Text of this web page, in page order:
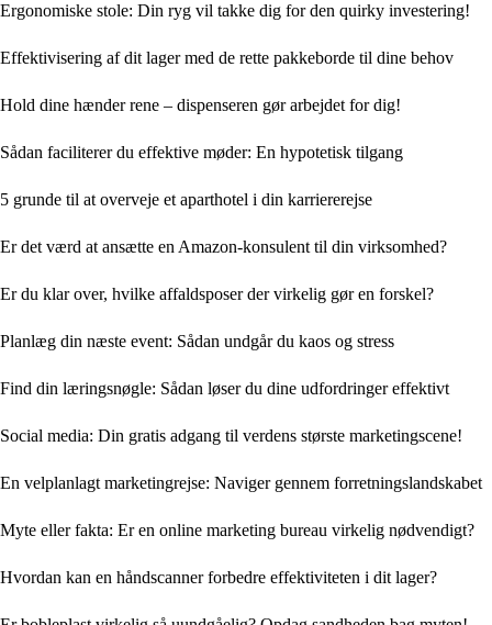
Ergonomiske stole: Din ryg vil takke dig for den quirky investering!
Effektivisering af dit lager med de rette pakkeborde til dine behov
Hold dine hænder rene – dispenseren gør arbejdet for dig!
Sådan faciliterer du effektive møder: En hypotetisk tilgang
5 grunde til at overveje et aparthotel i din karriererejse
Er det værd at ansætte en Amazon-konsulent til din virksomhed?
Er du klar over, hvilke affaldsposer der virkelig gør en forskel?
Planlæg din næste event: Sådan undgår du kaos og stress
Find din læringsnøgle: Sådan løser du dine udfordringer effektivt
Social media: Din gratis adgang til verdens største marketingscene!
En velplanlagt marketingrejse: Naviger gennem forretningslandskabet
Myte eller fakta: Er en online marketing bureau virkelig nødvendigt?
Hvordan kan en håndscanner forbedre effektiviteten i dit lager?